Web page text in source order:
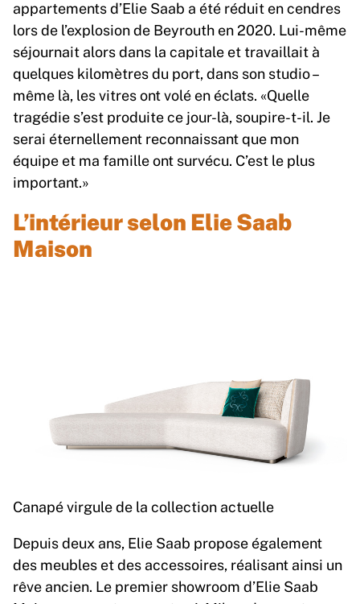
appartements d’Elie Saab a été réduit en cendres
lors de l’explosion de Beyrouth en 2020. Lui-même
séjournait alors dans la capitale et travaillait à
quelques kilomètres du port, dans son studio –
même là, les vitres ont volé en éclats. «Quelle
tragédie s’est produite ce jour-là, soupire-t-il. Je
serai éternellement reconnaissant que mon
équipe et ma famille ont survécu. C’est le plus
important.»
L’intérieur selon Elie Saab
Maison
Canapé virgule de la collection actuelle
Depuis deux ans, Elie Saab propose également
des meubles et des accessoires, réalisant ainsi un
rêve ancien. Le premier showroom d’Elie Saab